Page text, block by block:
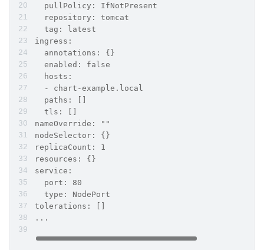
  pullPolicy: IfNotPresent
  repository: tomcat
  tag: latest
ingress:
  annotations: {}
  enabled: false
  hosts:
  - chart-example.local
  paths: []
  tls: []
nameOverride: ""
nodeSelector: {}
replicaCount: 1
resources: {}
service:
  port: 80
  type: NodePort
tolerations: []
...